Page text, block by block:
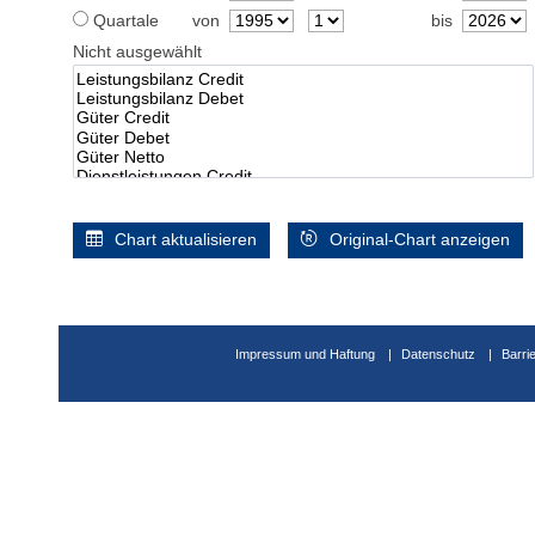
Quartale
von
bis
Nicht ausgewählt
Chart aktualisieren Original-Chart anzeigen
Impressum und Haftung Datenschutz